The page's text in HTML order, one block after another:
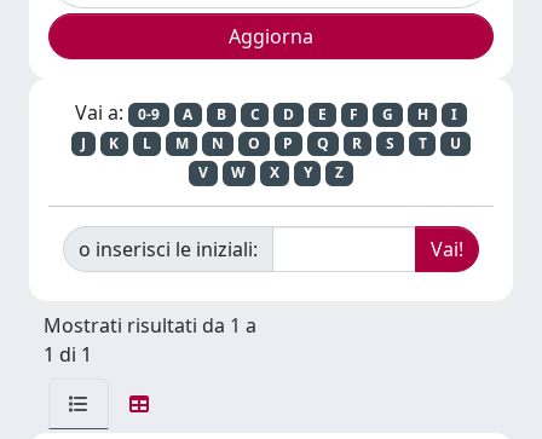
Vai a: 0-9 A B C D E F G H
I
J
K L M N O P Q R S T
U
V
W X Y Z
o inserisci le iniziali:
Mostrati risultati da 1 a
1 di 1